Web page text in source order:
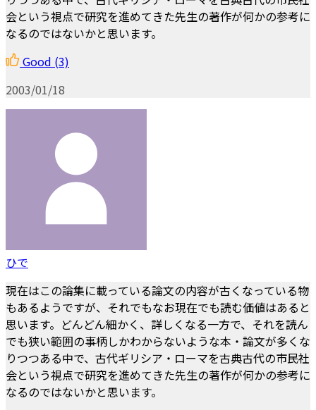
会という視点で研究を進めてきた先生の著作が何かの参考に
なるのではないかと思います。
Good (3)
2003/01/18
ひで
現在はこの論集に載っている論文の内容が古くなっている物
もあるようですが、それでもなお現在でも読む価値はあると
思います。どんどん細かく、詳しくなる一方で、それを読ん
でも狭い範囲の事柄しかわからないような本・論文が多くな
りつつある中で、古代ギリシア・ローマを古典古代の市民社
会という視点で研究を進めてきた先生の著作が何かの参考に
なるのではないかと思います。